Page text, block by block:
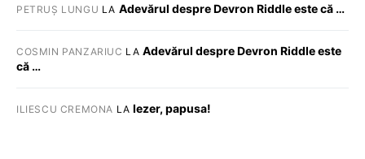
PETRUȘ LUNGU LA Adevărul despre Devron Riddle este că …
COSMIN PANZARIUC LA Adevărul despre Devron Riddle este
că …
ILIESCU CREMONA LAIezer, papusa!